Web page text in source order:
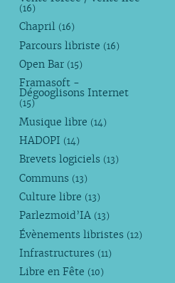
(16)
Chapril (16)
Parcours libriste (16)
Open Bar (15)
Framasoft -
Dégooglisons Internet
(15)
Musique libre (14)
HADOPI (14)
Brevets logiciels (13)
Communs (13)
Culture libre (13)
Parlezmoid’IA (13)
Évènements libristes (12)
Infrastructures (11)
Libre en Fête (10)